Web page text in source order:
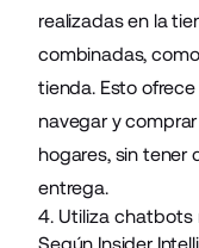
realizadas en la
combinadas,
tienda. Esto
navegar y
hogares, sin tener
entrega.
4. Utiliza chatbots